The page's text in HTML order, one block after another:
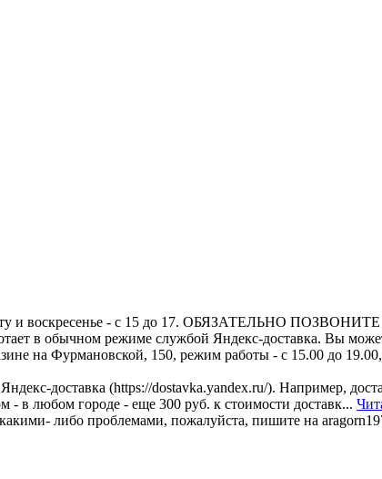
и воскресенье - с 15 до 17. ОБЯЗАТЕЛЬНО
режиме службой Яндекс-доставка. Вы можете
на Фурмановской, 150, режим работы - с 15.00 до
доставка (https://dostavka.yandex.ru/). Например,
- в любом городе - еще 300 руб. к стоимости доставк...
либо проблемами, пожалуйста, пишите на